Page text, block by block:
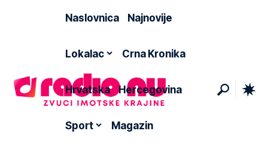
Naslovnica Najnovije
Lokalac Crna Kronika
Hrvatska Hercegovina
Sport Magazin